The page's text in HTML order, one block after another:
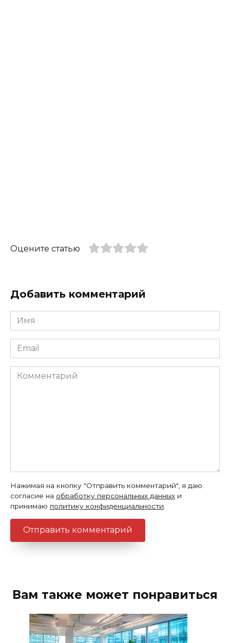
Оцените статью
Добавить комментарий
Имя
*
Email
*
Комментарий
Нажимая на кнопку "Отправить комментарий", я даю
согласие на обработку персональных данных и
принимаю политику конфиденциальности
Вам также может понравиться